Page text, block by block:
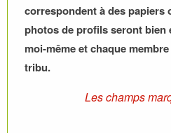
correspondent à des papiers
photos de profils seront bien
moi-même et chaque
tribu.
Les champs